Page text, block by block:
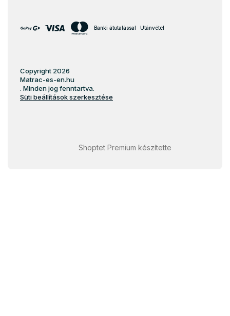
Banki átutalással Utánvétel
Shoptet Premium készítette
Copyright 2026
Matrac-es-en.hu
. Minden jog fenntartva.
Süti beállítások szerkesztése